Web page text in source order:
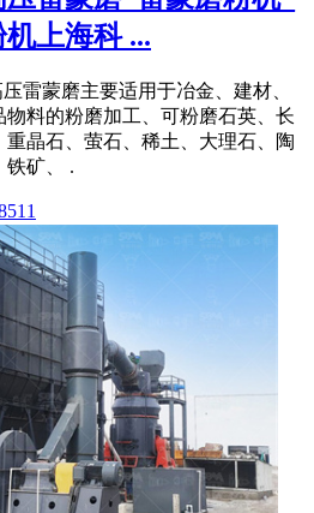
上海科 ...
雷蒙磨主要适用于冶金、建材、
料的粉磨加工、可粉磨石英、长
晶石、萤石、稀土、大理石、陶
铁矿、 .